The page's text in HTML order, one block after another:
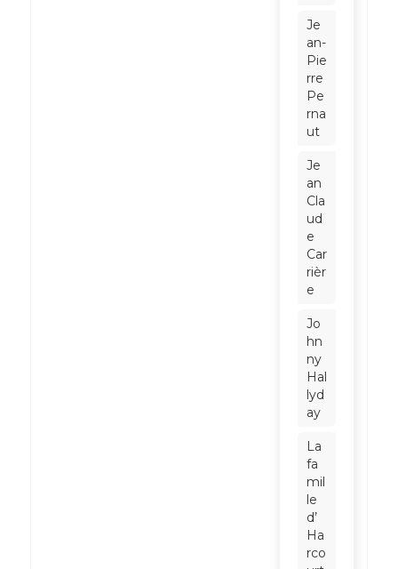
Je
an-
Pie
rre
Pe
rna
ut
Je
an
Cla
ud
e
Car
rièr
e
Jo
hn
ny
Hal
lyd
ay
La
fa
mil
le
d’
Ha
rco